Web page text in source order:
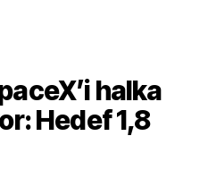
halka
Hedef 1,8